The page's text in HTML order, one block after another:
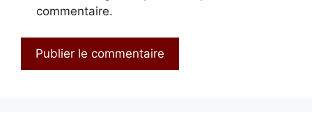
commentaire.